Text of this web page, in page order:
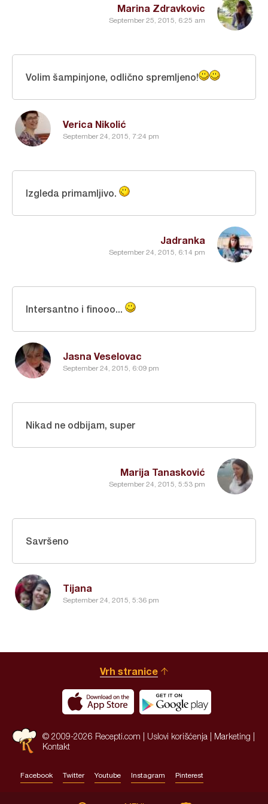
Marina Zdravkovic
September 25, 2015, 6:25 am
Verica Nikolić
September 24, 2015, 7:24 pm
Volim šampinjone, odlično spremljeno!
Jadranka
September 24, 2015, 6:14 pm
Izgleda primamljivo.
Jasna Veselovac
September 24, 2015, 6:09 pm
Intersantno i finooo...
Marija Tanasković
September 24, 2015, 5:53 pm
Nikad ne odbijam, super
Tijana
September 24, 2015, 5:36 pm
Savršeno
Vrh stranice
© 2009-2026 Recepti.com | Uslovi korišćenja Marketing
Kontakt
Facebook Twitter Youtube Instagram Pinterest